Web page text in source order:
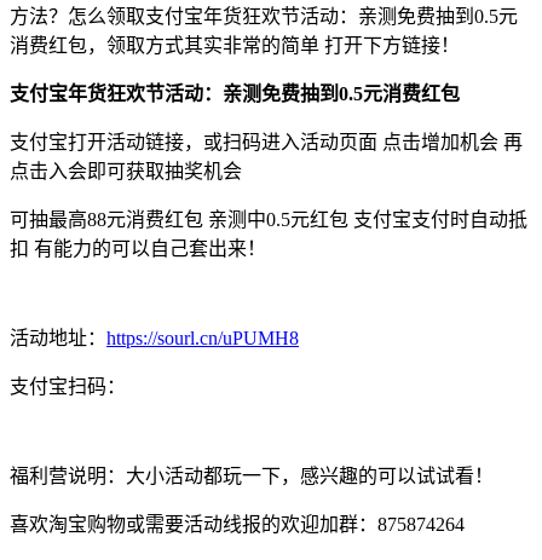
方法？怎么领取支付宝年货狂欢节活动：亲测免费抽到0.5元
消费红包，领取方式其实非常的简单 打开下方链接！
支付宝年货狂欢节活动：亲测免费抽到0.5元消费红包
支付宝打开活动链接，或扫码进入活动页面 点击增加机会 再
点击入会即可获取抽奖机会
可抽最高88元消费红包 亲测中0.5元红包 支付宝支付时自动抵
扣 有能力的可以自己套出来！
活动地址： https://sourl.cn/uPUMH8
支付宝扫码：
福利营说明：大小活动都玩一下，感兴趣的可以试试看！
喜欢淘宝购物或需要活动线报的欢迎加群：875874264